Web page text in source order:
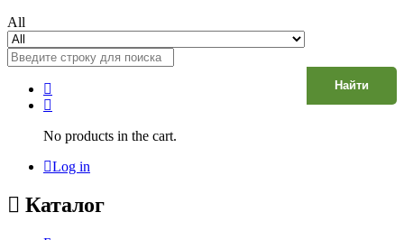
All
Найти
No products in the cart.
Log in
Каталог